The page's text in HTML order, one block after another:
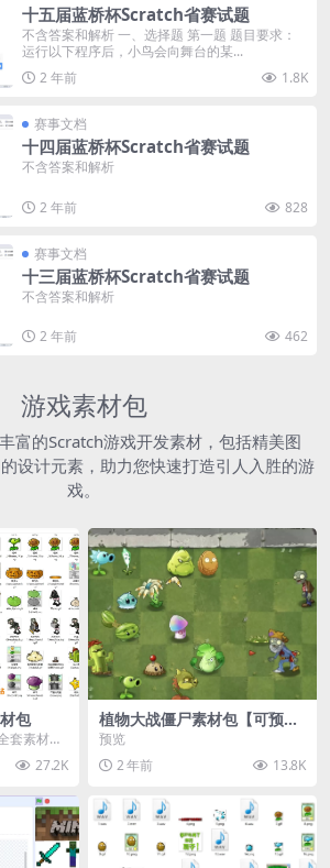
十五届蓝桥杯Scratch省赛试题
不含答案和解析 一、选择题 第一题 题目要求：
运行以下程序后，小鸟会向舞台的某...
2 年前
1.8K
赛事文档
十四届蓝桥杯Scratch省赛试题
不含答案和解析
2 年前 828
赛事文档
十三届蓝桥杯Scratch省赛试题
不含答案和解析
2 年前 462
游戏素材包
富的Scratch游戏开发素材，包括精美图
设计元素，助力您快速打造引人入胜的游
戏。
包
套素材
素材，
27.2K
植物大战僵尸素材包【可预
览】
预览
2 年前
13.8K